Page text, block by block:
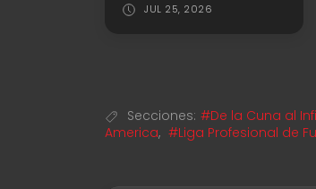
JUL 25, 2026
Secciones: #De la Cuna al
America, #Liga Profesional de